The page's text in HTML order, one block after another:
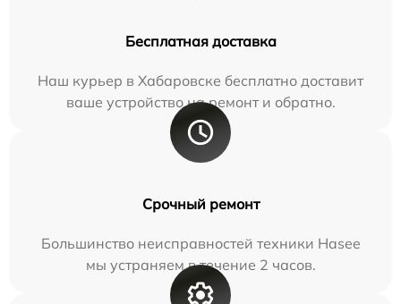
Бесплатная доставка
Наш курьер в Хабаровске бесплатно доставит
ваше устройство на ремонт и обратно.
Срочный ремонт
Большинство неисправностей техники Hasee
мы устраняем в течение 2 часов.